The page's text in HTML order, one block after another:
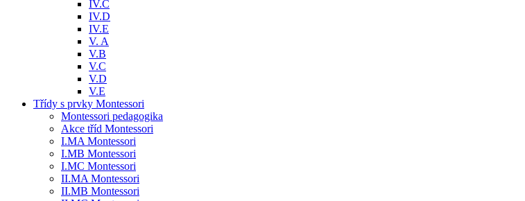
IV.C
IV.D
IV.E
V. A
V.B
V.C
V.D
V.E
Třídy s prvky Montessori
Montessori pedagogika
Akce tříd Montessori
I.MA Montessori
I.MB Montessori
I.MC Montessori
II.MA Montessori
II.MB Montessori